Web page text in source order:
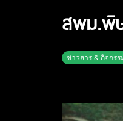
สพม.พิ
ข่าวสาร & กิจกร